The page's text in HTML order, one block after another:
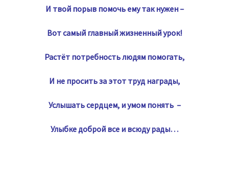
И твой порыв помочь ему так нужен –
Вот самый главный жизненный урок!
Растёт потребность людям помогать,
И не просить за этот труд награды,
Услышать сердцем, и умом понять –
Улыбке доброй все и всюду рады…